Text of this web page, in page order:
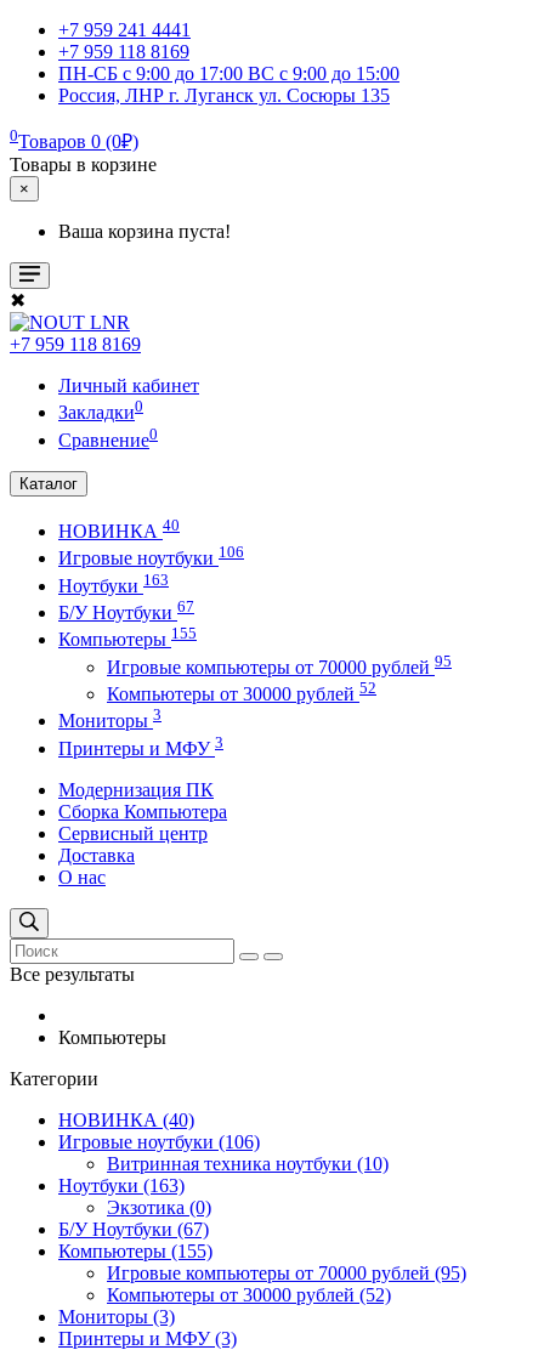
+7 959 241 4441
+7 959 118 8169
ПН-СБ с 9:00 до 17:00 ВС с 9:00 до 15:00
Россия, ЛНР г. Луганск ул. Сосюры 135
0Товаров 0 (0₽)
Товары в корзине
×
Ваша корзина пуста!
✖
+7 959 118 8169
Личный кабинет
Закладки0
Сравнение0
Каталог
НОВИНКА 40
Игровые ноутбуки 106
Ноутбуки 163
Б/У Ноутбуки 67
Компьютеры 155
Игровые компьютеры от 70000 рублей 95
Компьютеры от 30000 рублей 52
Мониторы 3
Принтеры и МФУ 3
Модернизация ПК
Сборка Компьютера
Сервисный центр
Доставка
О нас
Все результаты
Компьютеры
Категории
НОВИНКА (40)
Игровые ноутбуки (106)
Витринная техника ноутбуки (10)
Ноутбуки (163)
Экзотика (0)
Б/У Ноутбуки (67)
Компьютеры (155)
Игровые компьютеры от 70000 рублей (95)
Компьютеры от 30000 рублей (52)
Мониторы (3)
Принтеры и МФУ (3)